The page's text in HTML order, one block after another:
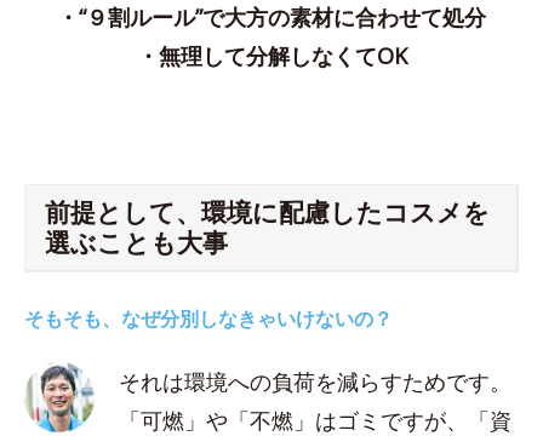
・“９割ルール”で大方の素材に合わせて処分
・無理して分解しなくてOK
前提として、環境に配慮したコスメを
選ぶことも大事
そもそも、なぜ分別しなきゃいけないの？
それは環境への負荷を減らすためです。
「可燃」や「不燃」はゴミですが、「資